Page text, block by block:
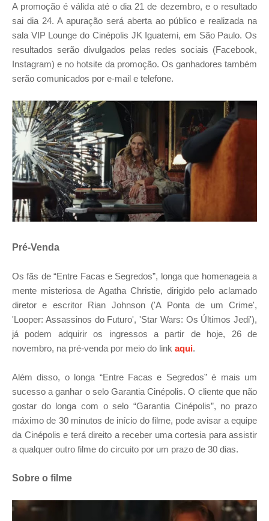
A promoção é válida até o dia 21 de dezembro, e o resultado
sai dia 24. A apuração será aberta ao público e realizada na
sala VIP Lounge do Cinépolis JK Iguatemi, em São Paulo. Os
resultados serão divulgados pelas redes sociais (Facebook,
Instagram) e no hotsite da promoção. Os ganhadores também
serão comunicados por e-mail e telefone.
Pré-Venda
Os fãs de “Entre Facas e Segredos”, longa que homenageia a
mente misteriosa de Agatha Christie, dirigido pelo aclamado
diretor e escritor Rian Johnson ('A Ponta de um Crime',
'Looper: Assassinos do Futuro', 'Star Wars: Os Últimos Jedi'),
já podem adquirir os ingressos a partir de hoje, 26 de
novembro, na pré-venda por meio do link aqui.
Além disso, o longa “Entre Facas e Segredos” é mais um
sucesso a ganhar o selo Garantia Cinépolis. O cliente que não
gostar do longa com o selo “Garantia Cinépolis”, no prazo
máximo de 30 minutos de início do filme, pode avisar a equipe
da Cinépolis e terá direito a receber uma cortesia para assistir
a qualquer outro filme do circuito por um prazo de 30 dias.
Sobre o filme